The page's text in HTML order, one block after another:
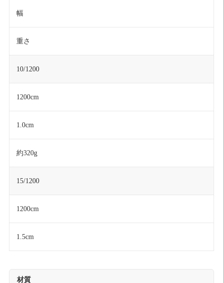
幅
重さ
10/1200
1200cm
1.0cm
約320g
15/1200
1200cm
1.5cm
材質